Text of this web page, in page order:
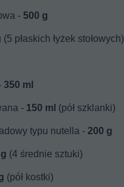
- 500 g
(5 płaskich łyżek stołowych)
350 ml
- 150 ml (pół szklanki)
typu nutella -200 g
g (4 średnie sztuki)
(pół kostki)